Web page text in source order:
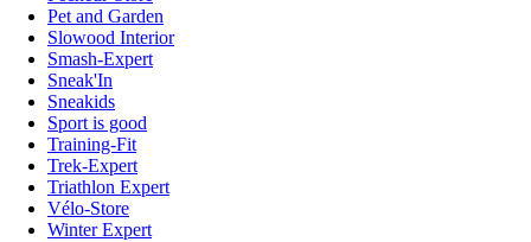
Pet and Garden
Slowood Interior
Smash-Expert
Sneak'In
Sneakids
Sport is good
Training-Fit
Trek-Expert
Triathlon Expert
Vélo-Store
Winter Expert